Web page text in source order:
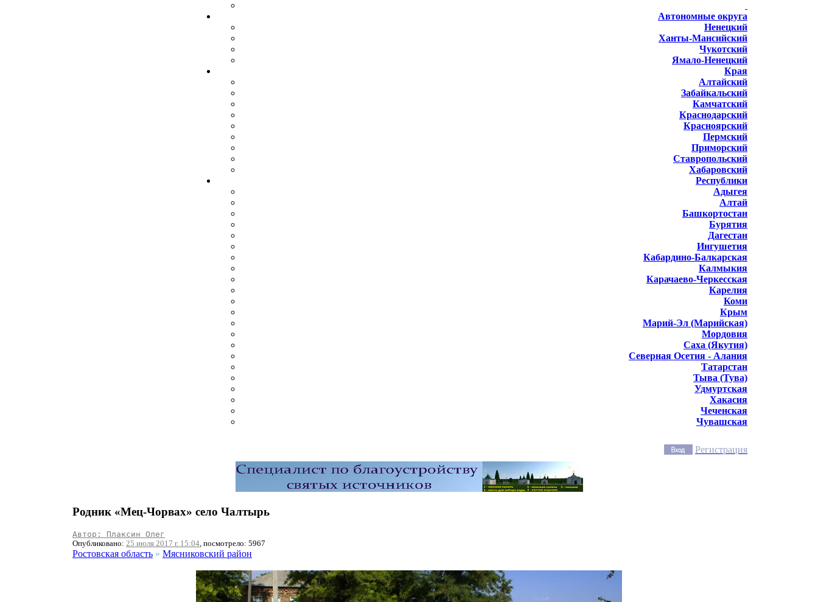
Автономные округа
Ненецкий
Ханты-Мансийский
Чукотский
Ямало-Ненецкий
Края
Алтайский
Забайкальский
Камчатский
Краснодарский
Красноярский
Пермский
Приморский
Ставропольский
Хабаровский
Республики
Адыгея
Алтай
Башкортостан
Бурятия
Дагестан
Ингушетия
Кабардино-Балкарская
Калмыкия
Карачаево-Черкесская
Карелия
Коми
Крым
Марий-Эл (Марийская)
Мордовия
Саха (Якутия)
Северная Осетия - Алания
Татарстан
Тыва (Тува)
Удмуртская
Хакасия
Чеченская
Чувашская
Регистрация
Родник «Мец-Чорвах» село Чалтырь
Автор: Плаксин Олег
Опубликовано: 25 июля 2017 г. 15:04, посмотрело: 5967
Ростовская область » Мясниковский район